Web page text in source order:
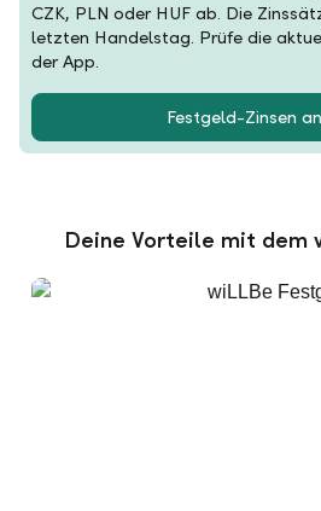
CZK, PLN oder HUF ab. Die
letzten Handelstag. Prüfe die
der App.
Festgeld-Zinsen
Deine Vorteile mit dem